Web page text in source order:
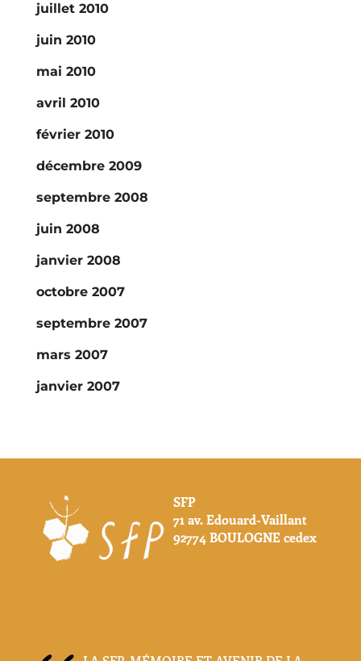
juillet 2010
juin 2010
mai 2010
avril 2010
février 2010
décembre 2009
septembre 2008
juin 2008
janvier 2008
octobre 2007
septembre 2007
mars 2007
janvier 2007
SFP
71 av. Edouard-Vaillant
92774 BOULOGNE cedex